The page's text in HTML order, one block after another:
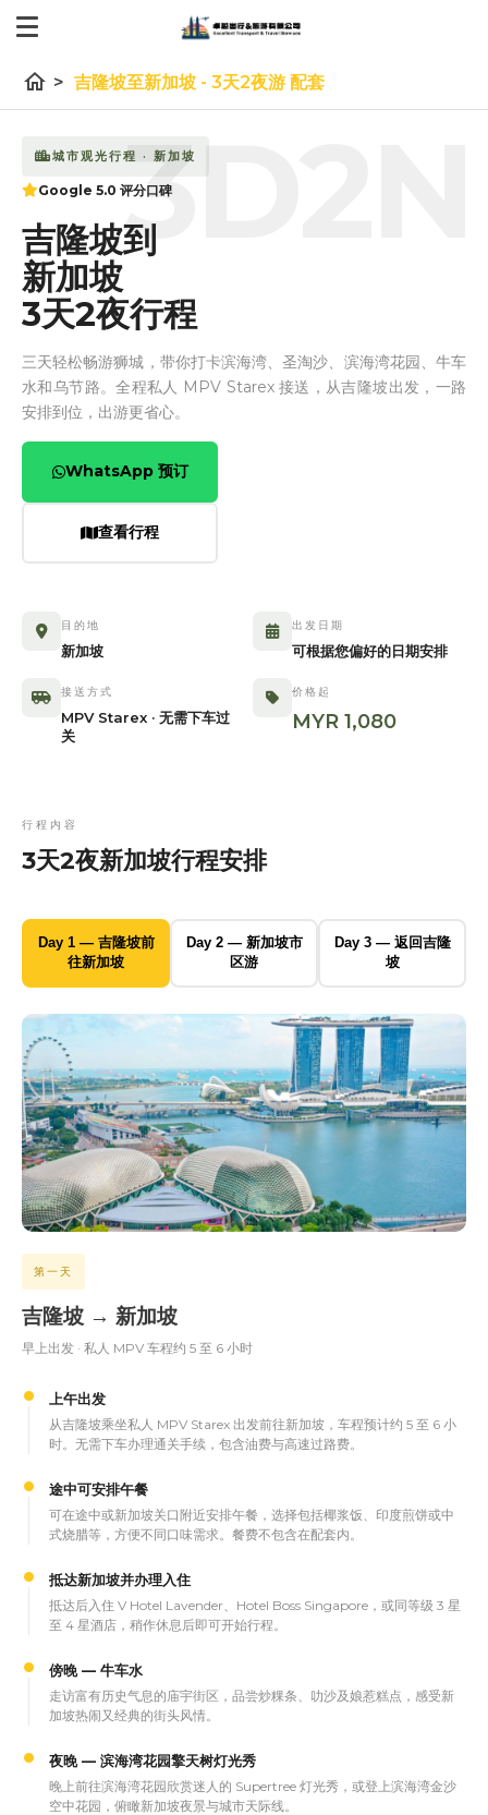
home > 吉隆坡至新加坡 - 3天2夜游 配套
3D2N
城市观光行程 · 新加坡
Google 5.0 评分口碑
吉隆坡到
新加坡
3天2夜行程
三天轻松畅游狮城，带你打卡滨海湾、圣淘沙、滨海湾花园、牛车
水和乌节路。全程私人 MPV Starex 接送，从吉隆坡出发，一路
安排到位，出游更省心。
WhatsApp 预订
查看行程
目的地
新加坡
出发日期
可根据您偏好的日期安排
接送方式
MPV Starex · 无需下车过
关
价格起
MYR 1,080
行程内容
3天2夜新加坡行程安排
Day 1 — 吉隆坡前
往新加坡
Day 2 — 新加坡市
区游
Day 3 — 返回吉隆
坡
第一天
吉隆坡 → 新加坡
早上出发 · 私人 MPV 车程约 5 至 6 小时
上午出发
从吉隆坡乘坐私人 MPV Starex 出发前往新加坡，车程预计约 5 至 6 小
时。无需下车办理通关手续，包含油费与高速过路费。
途中可安排午餐
可在途中或新加坡关口附近安排午餐，选择包括椰浆饭、印度煎饼或中
式烧腊等，方便不同口味需求。餐费不包含在配套内。
抵达新加坡并办理入住
抵达后入住 V Hotel Lavender、Hotel Boss Singapore，或同等级 3 星
至 4 星酒店，稍作休息后即可开始行程。
傍晚 — 牛车水
走访富有历史气息的庙宇街区，品尝炒粿条、叻沙及娘惹糕点，感受新
加坡热闹又经典的街头风情。
夜晚 — 滨海湾花园擎天树灯光秀
晚上前往滨海湾花园欣赏迷人的 Supertree 灯光秀，或登上滨海湾金沙
空中花园，俯瞰新加坡夜景与城市天际线。